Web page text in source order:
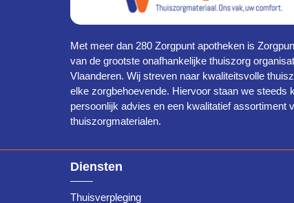
Met meer dan 280 Zorgpunt apotheken is
van de grootste onafhankelijke thuiszorg
Vlaanderen. Wij streven naar kwaliteitsvolle
elke zorgbehoevende. Hiervoor staan we steeds
persoonlijk advies en een kwalitatief assortiment
thuiszorgmaterialen.
Diensten
Thuisverpleging